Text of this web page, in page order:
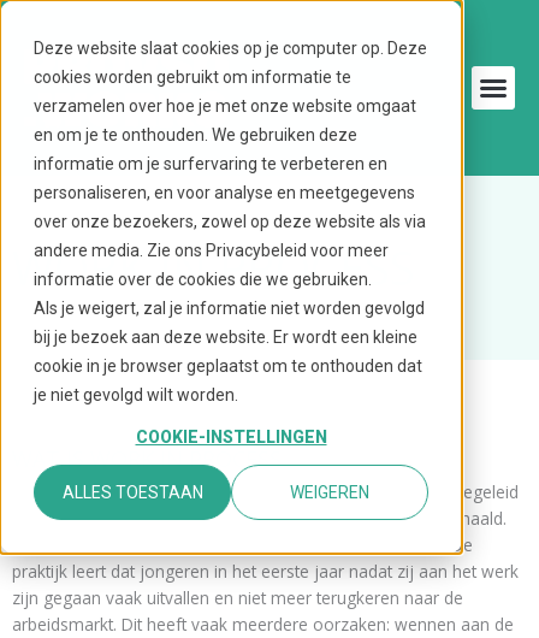
Deze website slaat cookies op je computer op. Deze
cookies worden gebruikt om informatie te
verzamelen over hoe je met onze website omgaat
en om je te onthouden. We gebruiken deze
informatie om je surfervaring te verbeteren en
personaliseren, en voor analyse en meetgegevens
over onze bezoekers, zowel op deze website als via
andere media. Zie ons Privacybeleid voor meer
informatie over de cookies die we gebruiken.
Als je weigert, zal je informatie niet worden gevolgd
bij je bezoek aan deze website. Er wordt een kleine
cookie in je browser geplaatst om te onthouden dat
je niet gevolgd wilt worden.
COOKIE-INSTELLINGEN
ALLES TOESTAAN WEIGEREN
Ga
inhoud
WORK IN PROCESS
WAT IS WORK IN PROCESS
Bij Work in Process worden jongeren uit het PRO en VSO begeleid
in het eerste jaar werken nadat zij hun diploma hebben gehaald.
Dit klinkt niet heel spannend … maar is enorm belangrijk. De
praktijk leert dat jongeren in het eerste jaar nadat zij aan het werk
zijn gegaan vaak uitvallen en niet meer terugkeren naar de
arbeidsmarkt. Dit heeft vaak meerdere oorzaken: wennen aan de